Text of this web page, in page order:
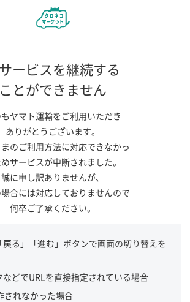
ービスを継続する
ことができません
ヤマト運輸をご利用いただき
ありがとうございます。
のご利用方法に対応できなかっ
サービスが中断されました。
誠に申し訳ありませんが、
合には対応しておりませんので
何卒ご了承ください。
戻る」「進む」ボタンで画面の切り替えを
などでURLを直接指定されている場合
されなかった場合